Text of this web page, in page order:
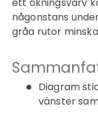
ett ökningsvarv
någonstans
gråa rutor
Diagram
vänster